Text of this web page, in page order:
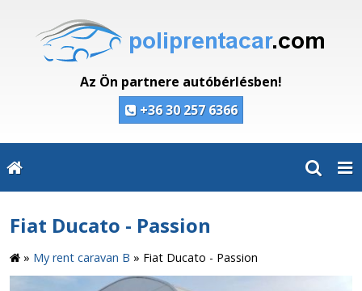
Az Ön partnere autóbérlésben!
+36 30 257 6366
Fiat Ducato - Passion
» My rent caravan B » Fiat Ducato - Passion